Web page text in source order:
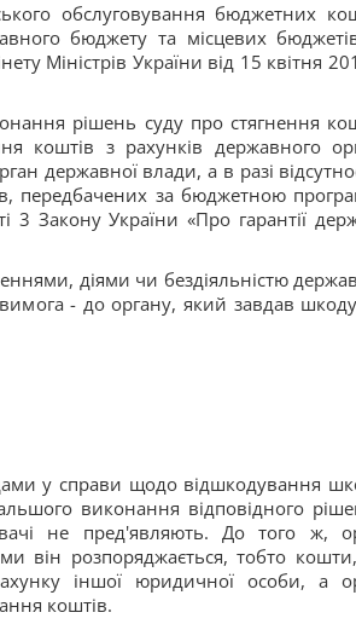
обслуговування бюджетних
бюджету та місцевих
Міністрів України від 15 квітня
рішень суду про стягнення
коштів з рахунків державного
державної влади, а в разі
передбачених за бюджетною
3 Закону України «Про гарантії
діями чи бездіяльністю
- до органу, який завдав
у справи щодо відшкодування
виконання відповідного
не пред'являють. До того ж,
він розпоряджається, тобто
іншої юридичної особи, а
коштів.